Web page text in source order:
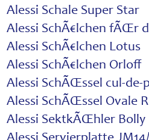
Alessi Schale Super Star
Alessi SchÃ€lchen fÃŒr
Alessi SchÃ€lchen Lotus
Alessi SchÃ€lchen Orloff
Alessi SchÃŒssel cul-de-
Alessi SchÃŒssel Ovale
Alessi SektkÃŒhler Bolly